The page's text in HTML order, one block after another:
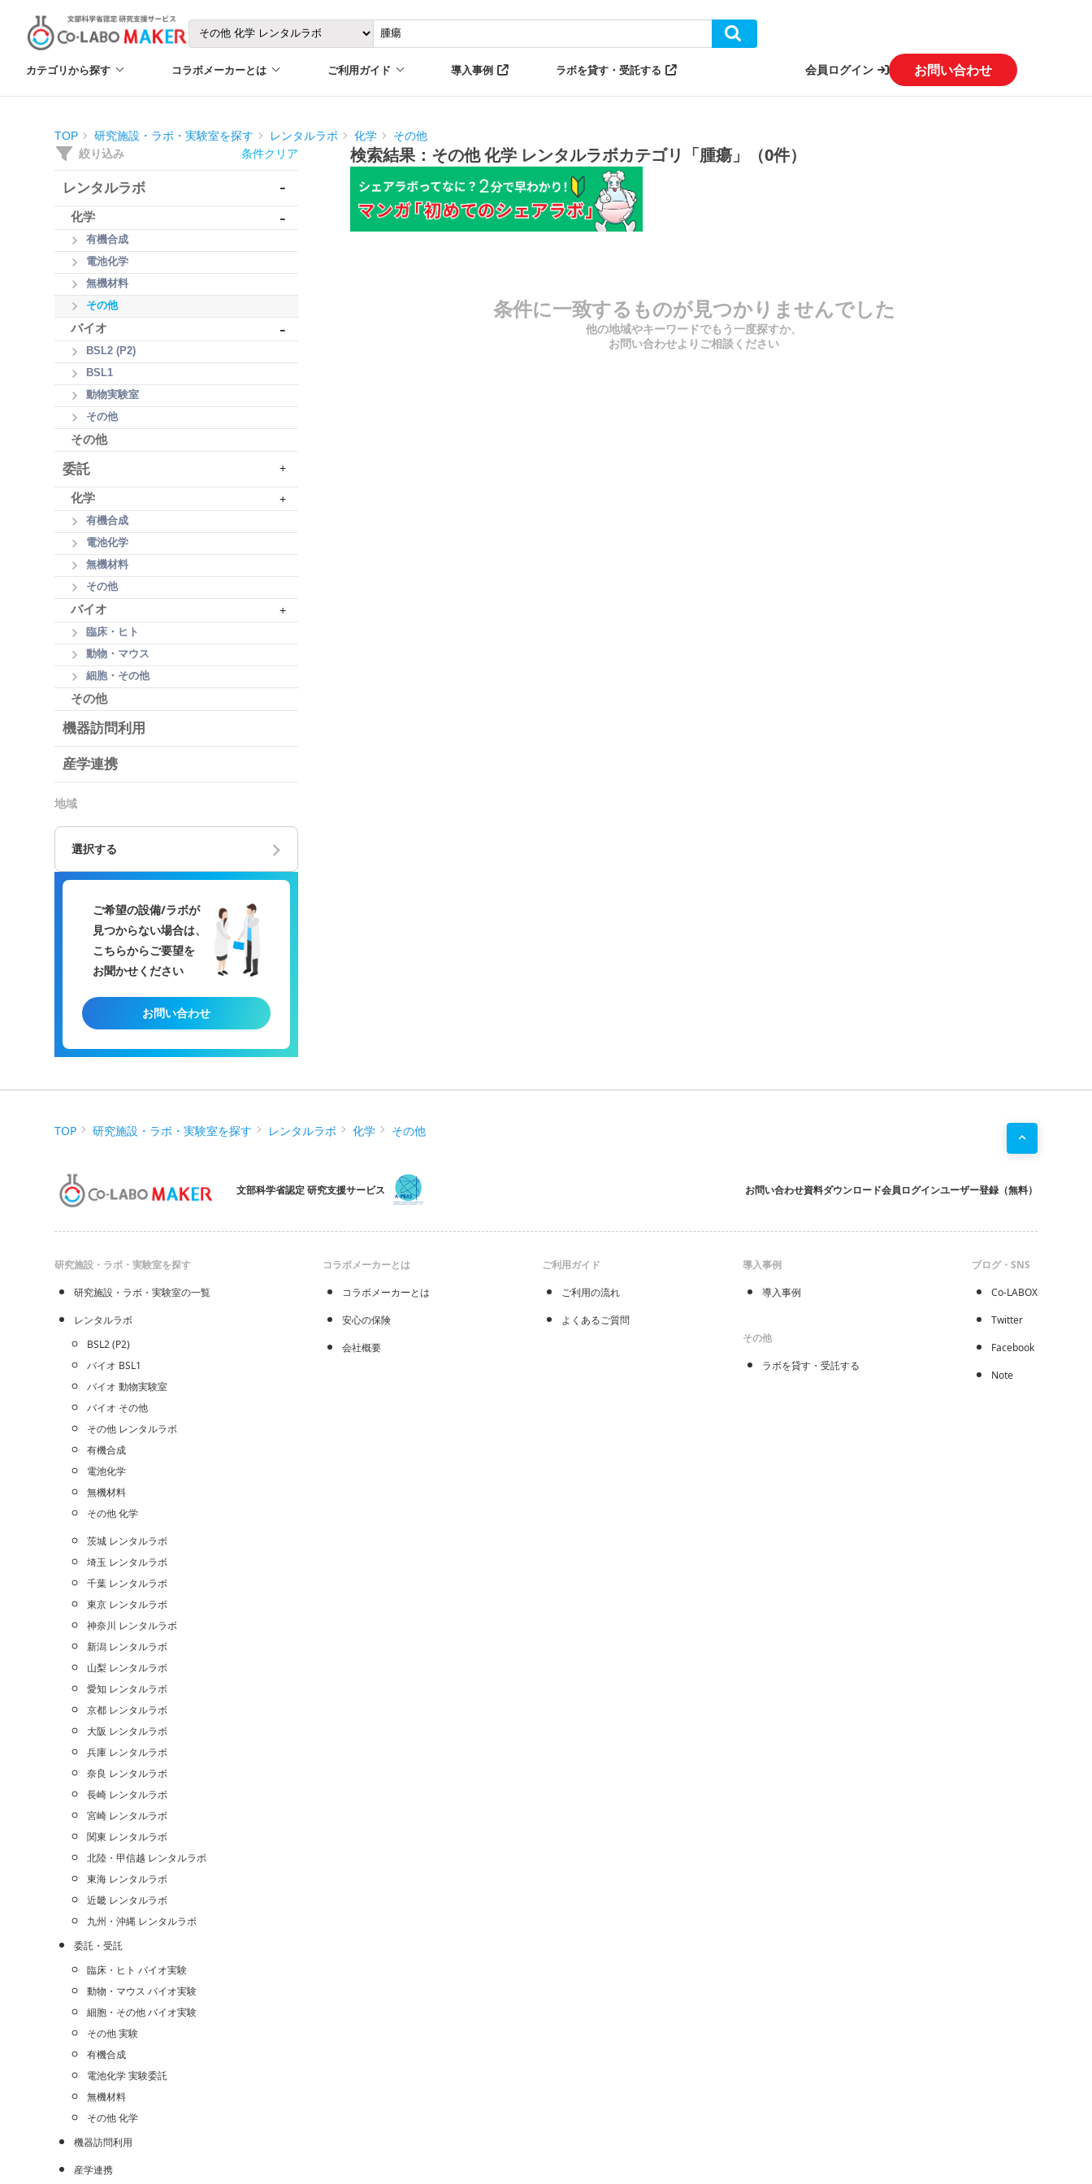
カテゴリから探す コラボメーカーとは ご利用ガイド 導入事例 ラボを貸す・受託する 会員ログイン お問い合わせ
TOP 研究施設・ラボ・実験室を探す レンタルラボ 化学 その他
絞り込み 条件クリア
レンタルラボ -
化学 -
有機合成
電池化学
無機材料
その他
バイオ -
BSL2 (P2)
BSL1
動物実験室
その他
その他
委託 +
化学 +
有機合成
電池化学
無機材料
その他
バイオ +
臨床・ヒト
動物・マウス
細胞・その他
その他
機器訪問利用
産学連携
地域
選択する
ご希望の設備/ラボが
見つからない場合は、
こちらからご要望を
お聞かせください
お問い合わせ
検索結果：その他 化学 レンタルラボカテゴリ「腫瘍」（0件）
条件に一致するものが見つかりませんでした
他の地域やキーワードでもう一度探すか、
お問い合わせよりご相談ください
TOP 研究施設・ラボ・実験室を探す レンタルラボ 化学 その他
文部科学省認定 研究支援サービス お問い合わせ資料ダウンロード会員ログインユーザー登録（無料）
研究施設・ラボ・実験室を探す
研究施設・ラボ・実験室の一覧
レンタルラボ
BSL2 (P2)
バイオ BSL1
バイオ 動物実験室
バイオ その他
その他 レンタルラボ
有機合成
電池化学
無機材料
その他 化学
茨城 レンタルラボ
埼玉 レンタルラボ
千葉 レンタルラボ
東京 レンタルラボ
神奈川 レンタルラボ
新潟 レンタルラボ
山梨 レンタルラボ
愛知 レンタルラボ
京都 レンタルラボ
大阪 レンタルラボ
兵庫 レンタルラボ
奈良 レンタルラボ
長崎 レンタルラボ
宮崎 レンタルラボ
関東 レンタルラボ
北陸・甲信越 レンタルラボ
東海 レンタルラボ
近畿 レンタルラボ
九州・沖縄 レンタルラボ
委託・受託
臨床・ヒト バイオ実験
動物・マウス バイオ実験
細胞・その他 バイオ実験
その他 実験
有機合成
電池化学 実験委託
無機材料
その他 化学
機器訪問利用
産学連携
コラボメーカーとは
コラボメーカーとは
安心の保険
会社概要
ご利用ガイド
ご利用の流れ
よくあるご質問
導入事例
導入事例
その他
ラボを貸す・受託する
ブログ・SNS
Co-LABOX
Twitter
Facebook
Note